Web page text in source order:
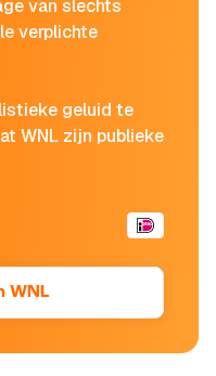
van slechts
verplichte
geluid te
WNL zijn publieke
WNL